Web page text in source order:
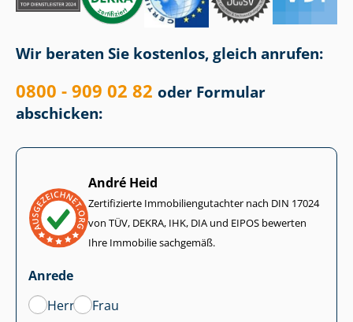
Wir beraten Sie kostenlos, gleich anrufen:
0800 - 909 02 82 oder Formular
abschicken:
André Heid
Zertifizierte Im­mo­bi­li­en­gut­ach­ter nach DIN 17024
von TÜV, DEKRA, IHK, DIA und EIPOS bewerten
Ihre Immobilie sachgemäß.
Anrede
Herr
Frau